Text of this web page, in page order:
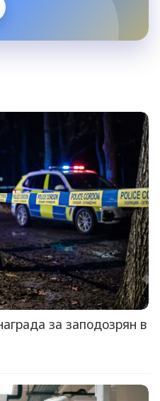
за заподозрян в